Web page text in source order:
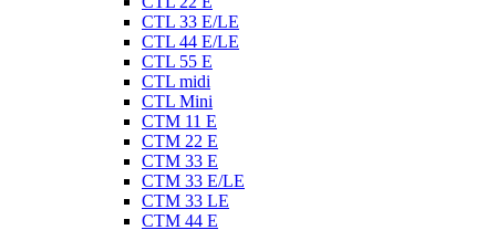
CTL 33 E/LE
CTL 44 E/LE
CTL 55 E
CTL midi
CTL Mini
CTM 11 E
CTM 22 E
CTM 33 E
CTM 33 E/LE
CTM 33 LE
CTM 44 E